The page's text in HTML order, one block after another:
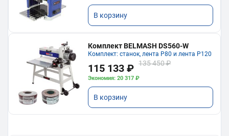
В корзину
Комплект BELMASH DS560-W
Комплект: станок, лента P80 и лента P120
115 133 ₽ 135 450 ₽
Экономия: 20 317 ₽
В корзину